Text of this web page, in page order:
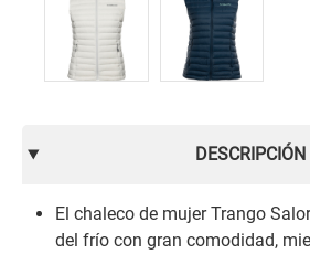
DESCRIPCIÓN
El chaleco de mujer Trango
del frío con gran comodidad,